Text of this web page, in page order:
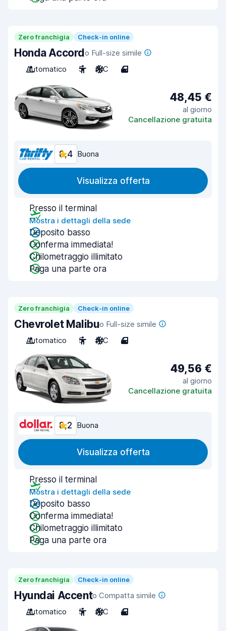
Zero franchigia Check-in online
Honda Accordo Full-size simile
Automatico
5 A/C 4
48,45 €
al giorno
Cancellazione gratuita
8,4 Buona
Visualizza offerta
Presso il terminal
Mostra i dettagli della sede
Deposito basso
Conferma immediata!
Chilometraggio illimitato
Paga una parte ora
Zero franchigia Check-in online
Chevrolet Malibuo Full-size simile
Automatico
5 A/C 4
49,56 €
al giorno
Cancellazione gratuita
8,2 Buona
Visualizza offerta
Presso il terminal
Mostra i dettagli della sede
Deposito basso
Conferma immediata!
Chilometraggio illimitato
Paga una parte ora
Zero franchigia Check-in online
Hyundai Accento Compatta simile
Automatico
5 A/C 4